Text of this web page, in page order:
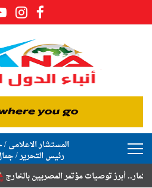
المستشار الاعلامى
رئيس التحرير /
توصيات مؤتمر المصريين بالخارج